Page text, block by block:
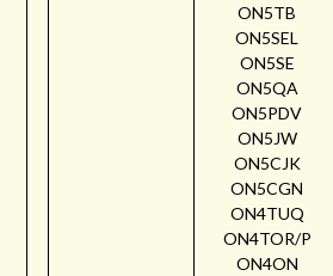
ON5TB
ON5SEL
ON5SE
ON5QA
ON5PDV
ON5JW
ON5CJK
ON5CGN
ON4TUQ
ON4TOR/P
ON4ON